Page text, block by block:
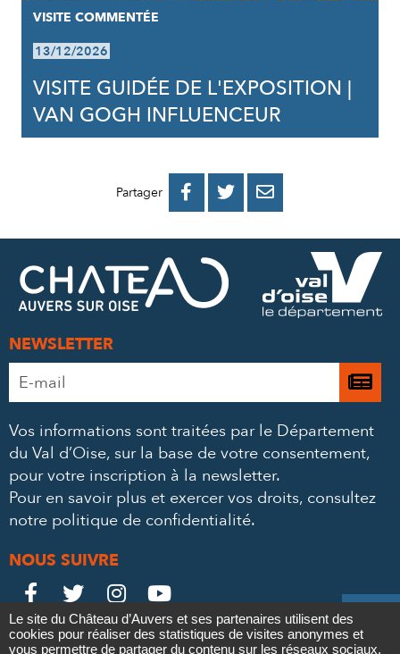
Contact
VISITE COMMENTÉE
13/12/2026
VISITE GUIDÉE DE L'EXPOSITION |
VAN GOGH INFLUENCEUR
Partager 
PARTAGER
FACEBOOK
PARTAGER
PARTAGER
MAIL
NEWSLETTER
Adresse
e-
*
Je
à
Vos informations sont traitées par le Département
du Val d’Oise, sur la base de votre consentement,
pour votre inscription à la newsletter.
Pour en savoir plus et exercer vos droits, consultez
notre politique de confidentialité.
NOUS SUIVRE
Le
Château

Le
Château

Le
Château

Le
Château

Mentions légales Politique de confidentialité Crédits
Le site du Château d’Auvers et ses partenaires utilisent des
cookies pour réaliser des statistiques de visites anonymes et
vous permettre de partager du contenu sur les réseaux sociaux.